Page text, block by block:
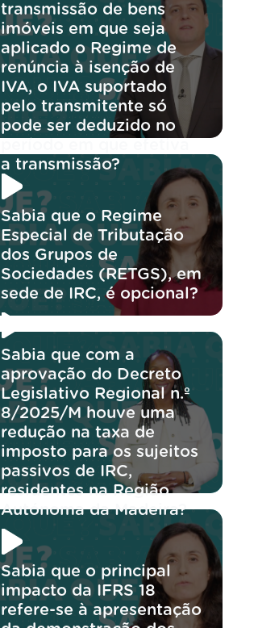
transmissão de bens
imóveis em que seja
aplicado o Regime de
renúncia à isenção de
IVA, o IVA suportado
pelo transmitente só
pode ser deduzido no
a transmissão?
Sabia que o Regime
Especial de Tributação
dos Grupos de
Sociedades (RETGS), em
sede de IRC, é opcional?
Sabia que com a
aprovação do Decreto
Legislativo Regional n.º
8/2025/M houve uma
redução na taxa de
imposto para os sujeitos
passivos de IRC,
residentes na Região
Autónoma da Madeira?
Sabia que o principal
impacto da IFRS 18
refere-se à apresentação